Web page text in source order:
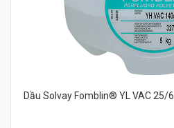
Dầu Solvay Fomblin® YL VAC 25/6